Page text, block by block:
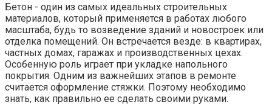
Бетон - один из самых идеальных строительных
материалов, который применяется в работах любого
масштаба, будь то возведение зданий и новостроек или
отделка помещений. Он встречается везде: в квартирах,
частных домах, гаражах и производственных цехах.
Особенную роль играет при укладке напольного
покрытия. Одним из важнейших этапов в ремонте
считается оформление стяжки. Поэтому необходимо
знать, как правильно ее сделать своими руками.